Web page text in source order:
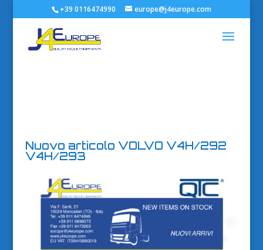
+39 0116474990 europe@j4europe.com
Nuovo articolo VOLVO V4H/292
V4H/293